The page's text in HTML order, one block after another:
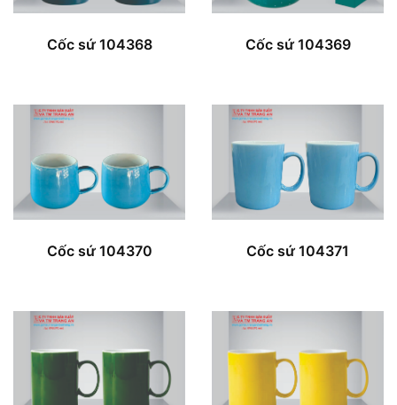
Cốc sứ 104368 Cốc sứ 104369
Cốc sứ 104370 Cốc sứ 104371